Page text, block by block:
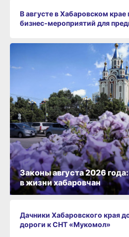
В августе в Хабаровском крае
бизнес‑мероприятий для
Дачники Хабаровского края
дороги к СНТ «Мукомол»
Законы августа 2026
в жизни хабаровчан